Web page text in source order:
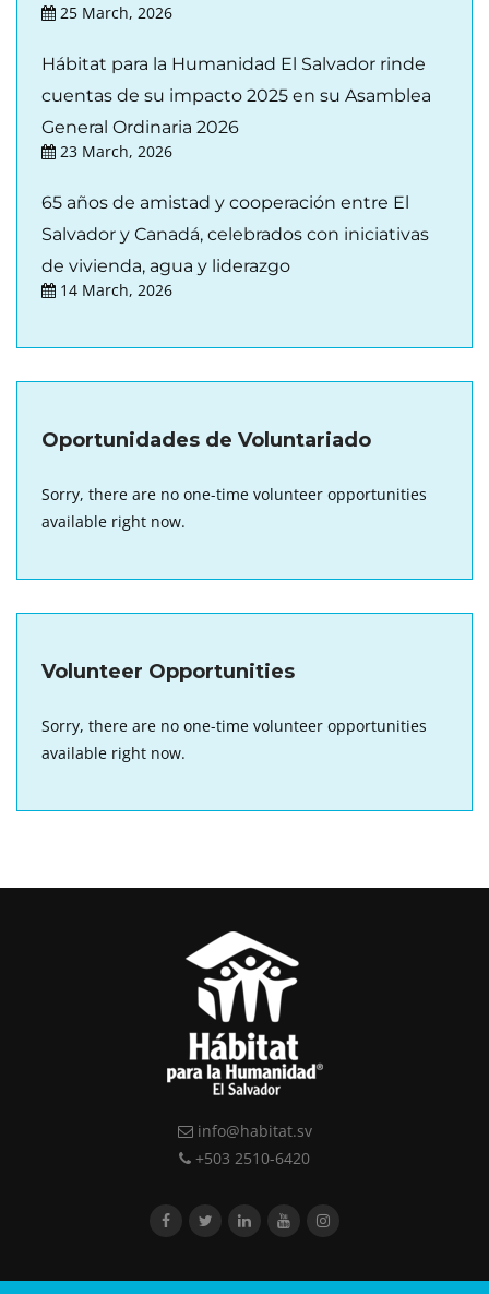
25 March, 2026
Hábitat para la Humanidad El Salvador rinde
cuentas de su impacto 2025 en su Asamblea
General Ordinaria 2026
23 March, 2026
65 años de amistad y cooperación entre El
Salvador y Canadá, celebrados con iniciativas
de vivienda, agua y liderazgo
14 March, 2026
Oportunidades de Voluntariado
Sorry, there are no one-time volunteer opportunities
available right now.
Volunteer Opportunities
Sorry, there are no one-time volunteer opportunities
available right now.
info@habitat.sv
+503 2510-6420